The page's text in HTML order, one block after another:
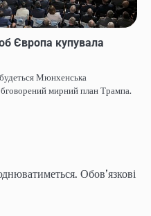
Європа купувала
Мюнхенська
мирний план Трампа.
Обов’язкові